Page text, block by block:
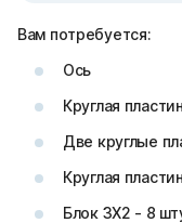
Вам потребуется:
Ось
Круглая
Две круглые
Круглая
Блок 3Х2 - 8